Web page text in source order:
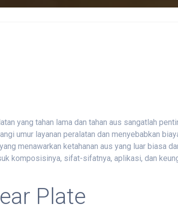
yang tahan lama dan tahan aus sangatlah
umur layanan peralatan dan menyebabkan
menawarkan ketahanan aus yang luar biasa
komposisinya, sifat-sifatnya, aplikasi, dan
Plate